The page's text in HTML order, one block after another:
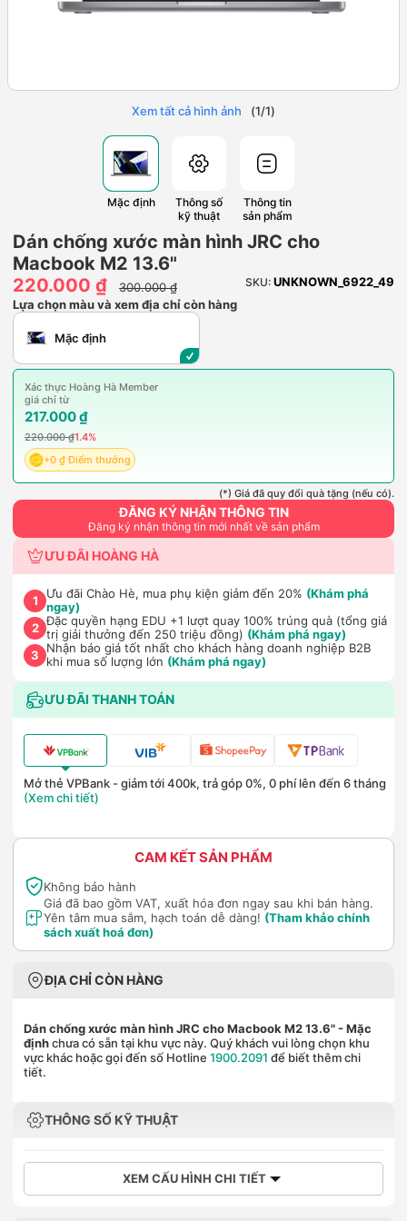
Xem tất cả hình ảnh (1/1)
Mặc định
Thông số
kỹ thuật
Thông tin
sản phẩm
Dán chống xước màn hình JRC cho
Macbook M2 13.6"
220.000 ₫
300.000 ₫ SKU: UNKNOWN_6922_49
Lựa chọn màu và xem địa chỉ còn hàng
Mặc định
Xác thực Hoàng Hà Member
giá chỉ từ
217.000 ₫
220.000 ₫1.4%
+0 ₫ Điểm thưởng
(*) Giá đã quy đổi quà tặng (nếu có).
ĐĂNG KÝ NHẬN THÔNG TIN
Đăng ký nhận thông tin mới nhất về sản phẩm
ƯU ĐÃI HOÀNG HÀ
1 Ưu đãi Chào Hè, mua phụ kiện giảm đến 20% (Khám phá
ngay)
2 Đặc quyền hạng EDU +1 lượt quay 100% trúng quà (tổng giá
trị giải thưởng đến 250 triệu đồng) (Khám phá ngay)
3
Nhận báo giá tốt nhất cho khách hàng doanh nghiệp B2B
khi mua số lượng lớn (Khám phá ngay)
ƯU ĐÃI THANH TOÁN
Mở thẻ VPBank - giảm tới 400k, trả góp 0%, 0 phí lên đến 6 tháng
(Xem chi tiết)
CAM KẾT SẢN PHẨM
Không bảo hành
Giá đã bao gồm VAT, xuất hóa đơn ngay sau khi bán hàng.
Yên tâm mua sắm, hạch toán dễ dàng! (Tham khảo chính
sách xuất hoá đơn)
ĐỊA CHỈ CÒN HÀNG
Dán chống xước màn hình JRC cho Macbook M2 13.6" - Mặc
địnhchưa có sẵn tại khu vực này. Quý khách vui lòng chọn khu
vực khác hoặc gọi đến số Hotline 1900.2091 để biết thêm chi
tiết.
THÔNG SỐ KỸ THUẬT
XEM CẤU HÌNH CHI TIẾT